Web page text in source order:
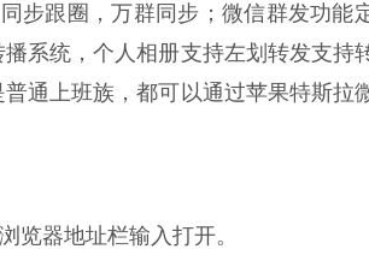
步跟圈，万群同步；微信群发功能
系统，个人相册支持左划转发支持
通上班族，都可以通过苹果特斯拉
览器地址栏输入打开。